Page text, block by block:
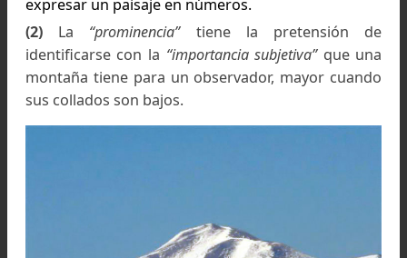
En términos orométricos(1)
el Cerro
Bicentenario es llamativo por su"prominencia"
sea el desnivel entre el collado mas alto
vincula a la montaña mas alta mas próxima.
apenas pueden ser llamados montañas.